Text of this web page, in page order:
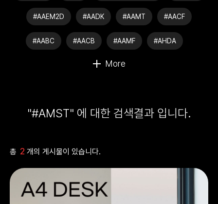
#AAEM2D #AADK #AAMT #AACF
#AABC #AACB #AAMF #AHDA
"#AMST" 에 대한 검색결과 입니다.
총 2 개의 게시물이 있습니다.